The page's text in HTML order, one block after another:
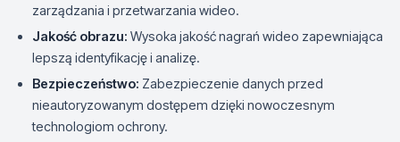
zarządzania i przetwarzania wideo.
Jakość obrazu: Wysoka jakość nagrań wideo zapewniająca
lepszą identyfikację i analizę.
Bezpieczeństwo: Zabezpieczenie danych przed
nieautoryzowanym dostępem dzięki nowoczesnym
technologiom ochrony.